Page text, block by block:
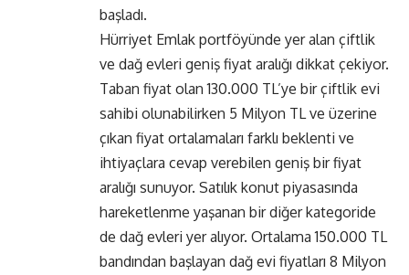
başladı.
Hürriyet Emlak portföyünde yer alan çiftlik
ve dağ evleri geniş fiyat aralığı dikkat çekiyor.
Taban fiyat olan 130.000 TL’ye bir çiftlik evi
sahibi olunabilirken 5 Milyon TL ve üzerine
çıkan fiyat ortalamaları farklı beklenti ve
ihtiyaçlara cevap verebilen geniş bir fiyat
aralığı sunuyor. Satılık konut piyasasında
hareketlenme yaşanan bir diğer kategoride
de dağ evleri yer alıyor. Ortalama 150.000 TL
bandından başlayan dağ evi fiyatları 8 Milyon